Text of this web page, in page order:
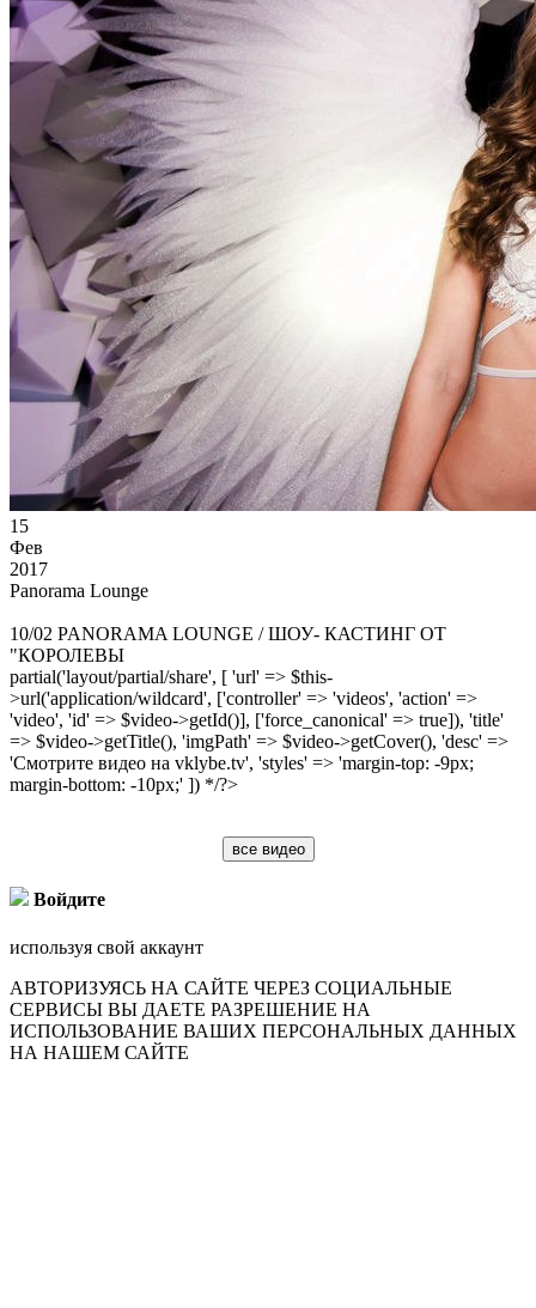
15
Фев
2017
Panorama Lounge
10/02 PANORAMA LOUNGE / ШОУ- КАСТИНГ ОТ
"КОРОЛЕВЫ
partial('layout/partial/share', [ 'url' => $this-
>url('application/wildcard', ['controller' => 'videos', 'action' =>
'video', 'id' => $video->getId()], ['force_canonical' => true]), 'title'
=> $video->getTitle(), 'imgPath' => $video->getCover(), 'desc' =>
'Смотрите видео на vklybe.tv', 'styles' => 'margin-top: -9px;
margin-bottom: -10px;' ]) */?>
все видео
Войдите
используя свой аккаунт
АВТОРИЗУЯСЬ НА САЙТЕ ЧЕРЕЗ СОЦИАЛЬНЫЕ
СЕРВИСЫ ВЫ ДАЕТЕ РАЗРЕШЕНИЕ НА
ИСПОЛЬЗОВАНИЕ ВАШИХ ПЕРСОНАЛЬНЫХ ДАННЫХ
НА НАШЕМ САЙТЕ